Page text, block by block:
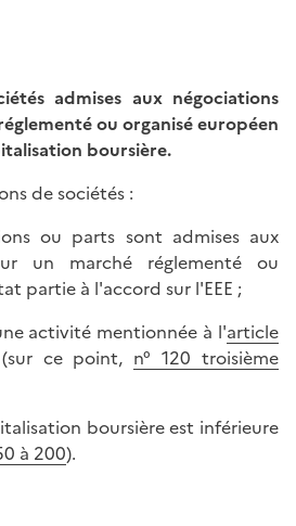
admises aux négociations
ou organisé européen
boursière.
de sociétés :
ou parts sont admises aux
un marché réglementé ou
partie à l'accord sur l'EEE ;
activité mentionnée à l'article
(sur ce point, n° 120 troisième
boursière est inférieure
à 200).